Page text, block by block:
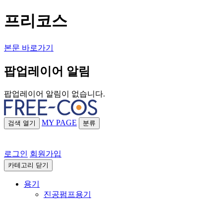
프리코스
본문 바로가기
팝업레이어 알림
팝업레이어 알림이 없습니다.
검색 열기 MY PAGE 분류
로그인 회원가입
카테고리 닫기
용기
진공펌프용기